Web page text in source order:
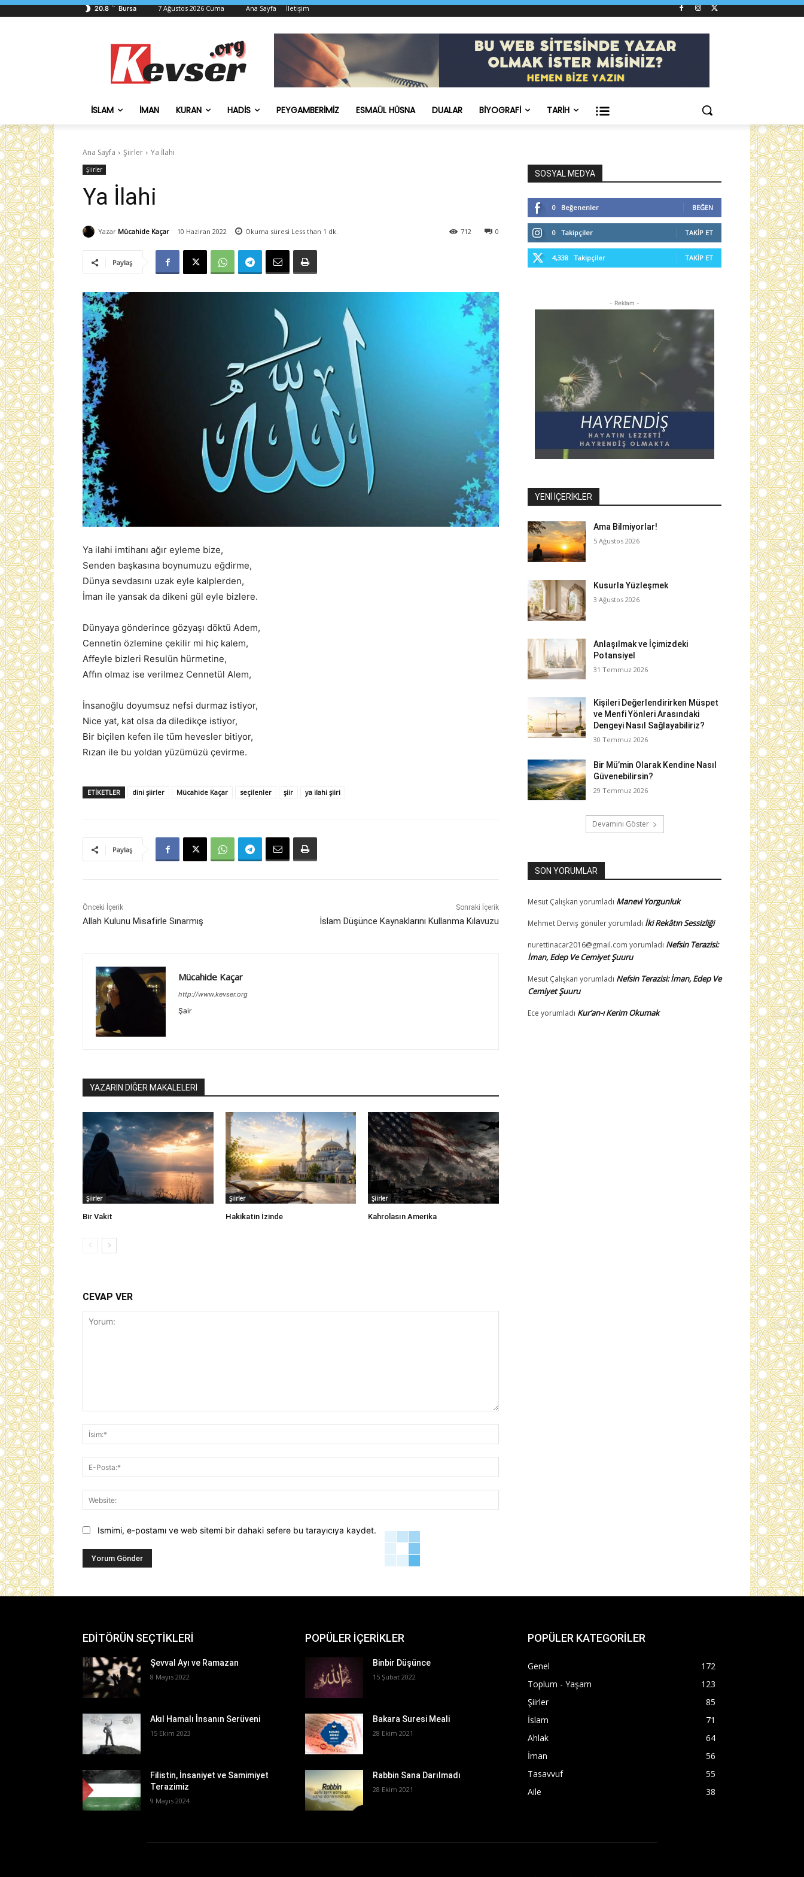
20.8 C Bursa 7 Ağustos 2026 Cuma Ana Sayfa İletişim
İSLAM İMAN KURAN HADIS PEYGAMBERIMIZ ESMAÜL HÜSNA DUALAR BIYOGRAFI TARIH
Ana Sayfa Şiirler Ya İlahi
Şiirler
Ya İlahi
Yazar Mücahide Kaçar 10 Haziran 2022 Okuma süresi Less than 1 dk. 0
712
Paylaş
Ya ilahi imtihanı ağır eyleme bize,
Senden başkasına boynumuzu eğdirme,
Dünya sevdasını uzak eyle kalplerden,
İman ile yansak da dikeni gül eyle bizlere.
Dünyaya gönderince gözyaşı döktü Adem,
Cennetin özlemine çekilir mi hiç kalem,
Affeyle bizleri Resulün hürmetine,
Affın olmaz ise verilmez Cennetül Alem,
İnsanoğlu doyumsuz nefsi durmaz istiyor,
Nice yat, kat olsa da diledikçe istiyor,
Bir biçilen kefen ile tüm hevesler bitiyor,
Rızan ile bu yoldan yüzümüzü çevirme.
ETIKETLER dini şiirler Mücahide Kaçar seçilenler şiir ya ilahi şiiri
Paylaş
Önceki İçerik
Allah Kulunu Misafirle Sınarmış
Sonraki İçerik
İslam Düşünce Kaynaklarını Kullanma Kılavuzu
Mücahide Kaçar
http://www.kevser.org
Şair
YAZARIN DİĞER MAKALELERİ
Şiirler
Bir Vakit
Şiirler
Hakikatin İzinde
Şiirler
Kahrolasın Amerika
CEVAP VER
Posta:*
Ismimi, e-postamı ve web sitemi bir dahaki sefere bu tarayıcıya kaydet.
SOSYAL MEDYA
0 Beğenenler BEĞEN
0 Takipçiler TAKIP ET
4,338 Takipçiler TAKIP ET
- Reklam -
YENI İÇERIKLER
Ama Bilmiyorlar!
5 Ağustos 2026
Kusurla Yüzleşmek
3 Ağustos 2026
Anlaşılmak ve İçimizdeki
Potansiyel
31 Temmuz 2026
Kişileri Değerlendirirken Müspet
ve Menfi Yönleri Arasındaki
Dengeyi Nasıl Sağlayabiliriz?
30 Temmuz 2026
Bir Mü’min Olarak Kendine Nasıl
Güvenebilirsin?
29 Temmuz 2026
Devamını Göster
SON YORUMLAR
Mesut Çalışkan yorumladı Manevi Yorgunluk
Mehmet Derviş gönüleryorumladı İki Rekâtın Sessizliği
nurettinacar2016@gmail.com yorumladı Nefsin Terazisi:
İman, Edep Ve Cemiyet Şuuru
Mesut Çalışkan yorumladı Nefsin Terazisi: İman, Edep Ve
Cemiyet Şuuru
Ece yorumladı Kur’an-ı Kerim Okumak
EDİTÖRÜN SEÇTİKLERİ
Şevval Ayı ve Ramazan
8 Mayıs 2022
Akıl Hamalı İnsanın Serüveni
15 Ekim 2023
Filistin, İnsaniyet ve Samimiyet
Terazimiz
9 Mayıs 2024
POPÜLER İÇERİKLER
Binbir Düşünce
15 Şubat 2022
Bakara Suresi Meali
28 Ekim 2021
Rabbin Sana Darılmadı
28 Ekim 2021
POPÜLER KATEGORİLER
Genel
172
Toplum - Yaşam
123
Şiirler
85
İslam
71
Ahlak
64
İman
56
Tasavvuf
55
Aile
38